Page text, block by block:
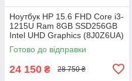
Ноутбук HP 15.6 FHD Core i3-
1215U Ram 8GB SSD256GB
Intel UHD Graphics (8J0Z6UA)
12733
Готово до відправки
24 150 ₴ 28 750 ₴